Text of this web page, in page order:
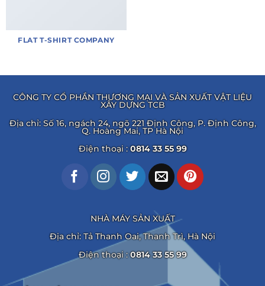
FLAT T-SHIRT COMPANY
CÔNG TY CỔ PHẦN THƯƠNG MẠI VÀ SẢN XUẤT VẬT LIỆU
XÂY DỰNG TCB
Địa chỉ: Số 16, ngách 24, ngõ 221 Định Công, P. Định Công,
Q. Hoàng Mai, TP Hà Nội
Điện thoại :0814 33 55 99
NHÀ MÁY SẢN XUẤT
Địa chỉ: Tả Thanh Oai, Thanh Trì, Hà Nội
Điện thoại :0814 33 55 99